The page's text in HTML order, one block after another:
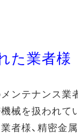
た業者様
ンテナンス業
械を扱われて
者様、精密金